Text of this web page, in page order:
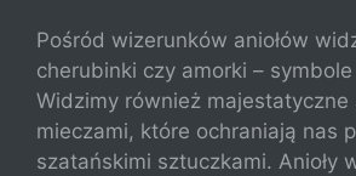
Pośród wizerunków aniołów
cherubinki czy amorki – symbole
Widzimy również majestatyczne
mieczami, które ochraniają nas
szatańskimi sztuczkami. Anioły